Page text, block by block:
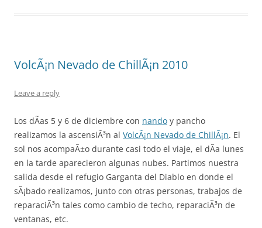
VolcÃ¡n Nevado de ChillÃ¡n 2010
Leave a reply
Los dÃ­as 5 y 6 de diciembre con nando y pancho
realizamos la ascensiÃ³n al VolcÃ¡n Nevado de ChillÃ¡n. El
sol nos acompaÃ±o durante casi todo el viaje, el dÃ­a lunes
en la tarde aparecieron algunas nubes. Partimos nuestra
salida desde el refugio Garganta del Diablo en donde el
sÃ¡bado realizamos, junto con otras personas, trabajos de
reparaciÃ³n tales como cambio de techo, reparaciÃ³n de
ventanas, etc.